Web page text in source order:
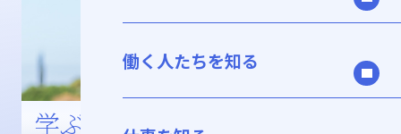
働く人たちを知る
学ぶ楽しさを大切に、